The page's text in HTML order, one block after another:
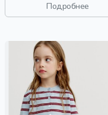
короткие, резинка, вязаные,
школа, вырез, воротник,
классика, мальчики, дети
Подробнее